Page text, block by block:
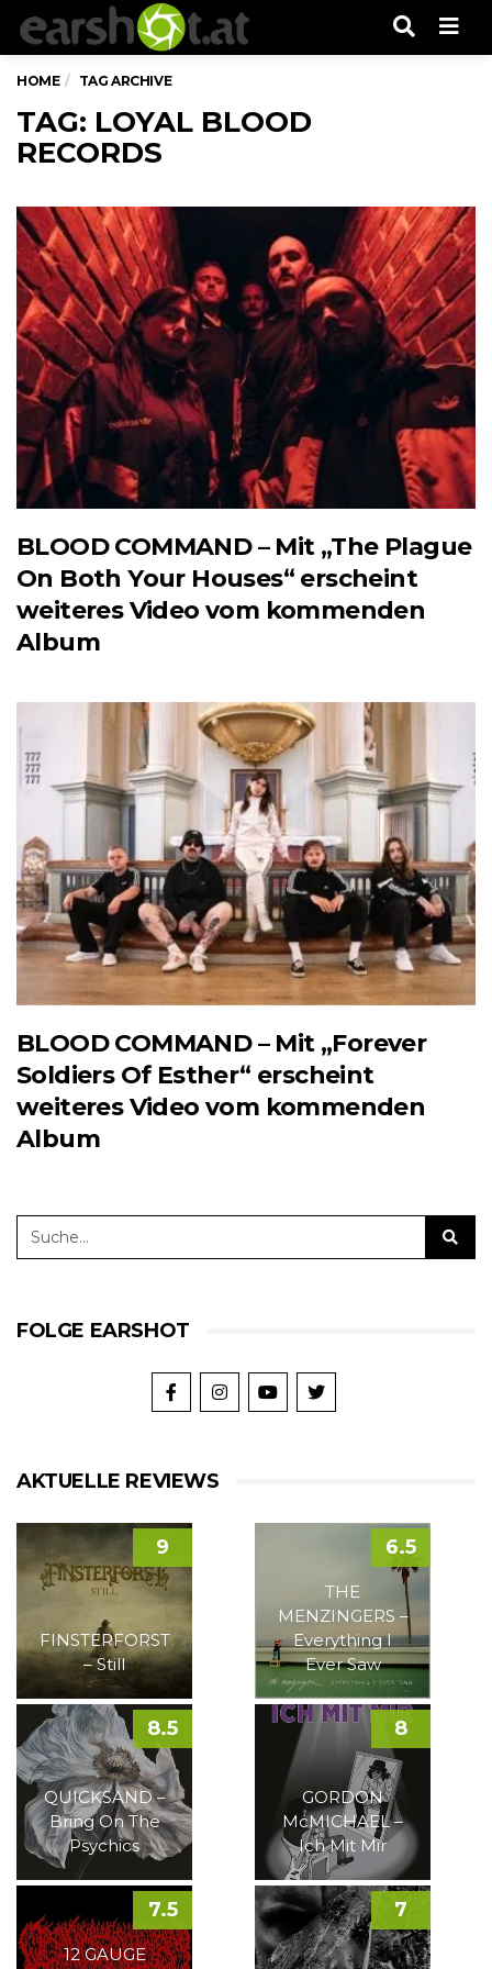
HOME TAG ARCHIVE
TAG: LOYAL BLOOD
RECORDS
BLOOD COMMAND – Mit „The Plague
On Both Your Houses“ erscheint
weiteres Video vom kommenden
Album
BLOOD COMMAND – Mit „Forever
Soldiers Of Esther“ erscheint
weiteres Video vom kommenden
Album
FOLGE EARSHOT
AKTUELLE REVIEWS
FINSTERFORST
– Still
9
THE
MENZINGERS –
Everything I
Ever Saw
6.5
QUICKSAND –
Bring On The
Psychics
8.5
GORDON
McMICHAEL –
Ich Mit Mir
8
12 GAUGE
7.5 7